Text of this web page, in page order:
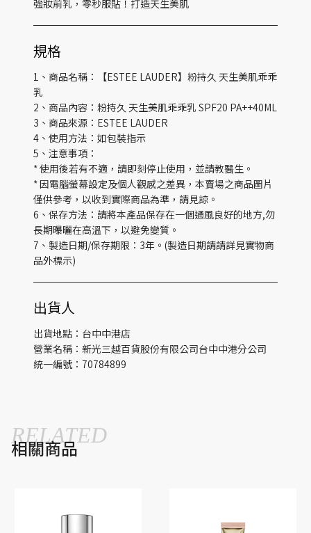
強妝前乳，零秒服貼！打造天生美肌
規格
1、商品名稱：【ESTEE LAUDER】粉持久 天生美肌乖乖
乳
2、商品內容：粉持久 天生美肌乖乖乳 SPF20 PA++40ML
3、商品來源：ESTEE LAUDER
4、使用方法：如包裝指示
5、注意事項：
* 使用後若有不適，請即刻停止使用，並請教醫生。
* 因電腦螢幕設定及個人觀感之差異，本賣場之商品圖片
僅供參考，以收到實際商品為準，請見諒。
6、保存方法：請將本產品保存在一個通風良好的地方,勿
長期曝曬在高溫下，以避免變質。
7、製造日期/保存期限：3年。(製造日期請請詳見實物商
品外標示)
出貨人
出貨地點：台中中港店
營業名稱：新光三越百貨股份有限公司台中中港分公司
統一編號：70784899
相關商品
RELATED